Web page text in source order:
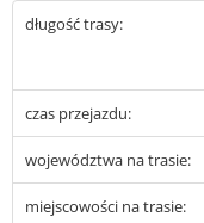
długość trasy:
czas przejazdu:
województwa na trasie:
miejscowości na trasie: